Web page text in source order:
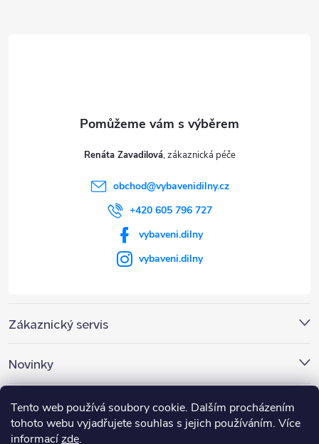
Tento web používá soubory cookie. Dalším procházením
tohoto webu vyjadřujete souhlas s jejich používáním. Více
informacízde.
Zákaznický servis
Novinky
Nákupní košík
Renáta Zavadilová
obchod@vybavenidilny.cz
+420 605 796 727
vybaveni.dilny
vybaveni.dilny